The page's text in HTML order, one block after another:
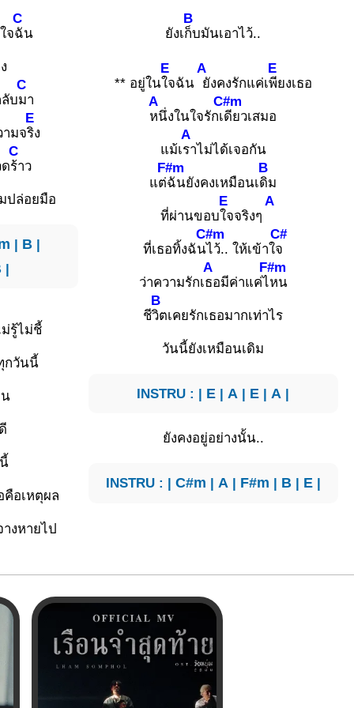
จ
C
ฉัน
ลับ
C
มา
มจ
E
ริง
C
ร้าว
ปล่อยมือ
| B|
|
รู้ไม่ชี้
กวันนี้
คือเหตุผล
งหายไป
ยังเ
B
ก็บมันเอาไว้..
** อยู่ใน
E
ใจฉัน
A
ยังคงรักแค่เ
E
พียงเธอ
A
หนึ่งในใจรักเ
C#m
ดียวเสมอ
แม้เ
A
ราไม่ได้เจอกัน
แต่
F#m
ฉันยังคงเหมือนเ
B
ดิม
ที่ผ่านขอบ
E
ใจจริงๆ
A
ที่เธอทิ้งฉัน
C#m
ไว้.. ให้เข้าใ
C#
จ
ว่าความรักเ
A
ธอมีค่าแค่ไ
F#m
หน
ชี
B
วิตเคยรักเธอมากเท่าไร
วันนี้ยังเหมือนเดิม
INSTRU : | E | A | E | A |
ยังคงอยู่อย่างนั้น..
INSTRU : | C#m | A | F#m | B| E|